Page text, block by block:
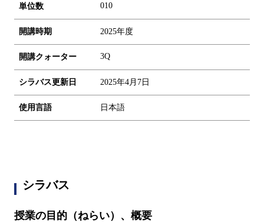
単位数 010
開講時期 2025年度
開講クォーター 3Q
シラバス更新日 2025年4月7日
使用言語 日本語
シラバス
授業の目的（ねらい）、概要